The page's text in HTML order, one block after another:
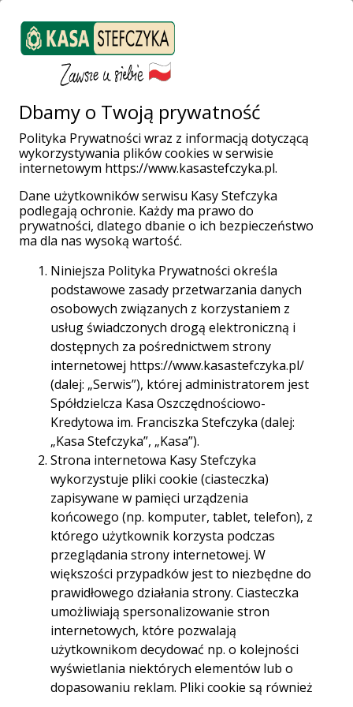
Weź pożyczkę
Załóż konto
Strona główna Placówki i Bankomaty
Garwolin
ul. Kościuszki 22A
Placówka Partnerska
Garwolin, ul. Kościuszki 22A
08-400 Garwolin, ul. Kościuszki 22A
Godziny otwarcia: pon. - pt. 08.00 - 16.00
Telefon: 256822799
507177786
E-mail: Garwolin.Kosciuszki@kasastefczyka.pl
Trasa Start
Dbamy o Twoją prywatność
Polityka Prywatności wraz z informacją dotyczącą
wykorzystywania plików cookies w serwisie
internetowym https://www.kasastefczyka.pl.
Dane użytkowników serwisu Kasy Stefczyka
podlegają ochronie. Każdy ma prawo do
prywatności, dlatego dbanie o ich bezpieczeństwo
ma dla nas wysoką wartość.
Niniejsza Polityka Prywatności określa
podstawowe zasady przetwarzania danych
osobowych związanych z korzystaniem z
usług świadczonych drogą elektroniczną i
dostępnych za pośrednictwem strony
internetowej https://www.kasastefczyka.pl/
(dalej: „Serwis”), której administratorem jest
Spółdzielcza Kasa Oszczędnościowo-
Kredytowa im. Franciszka Stefczyka (dalej:
„Kasa Stefczyka”, „Kasa”).
Strona internetowa Kasy Stefczyka
wykorzystuje pliki cookie (ciasteczka)
zapisywane w pamięci urządzenia
końcowego (np. komputer, tablet, telefon), z
którego użytkownik korzysta podczas
przeglądania strony internetowej. W
większości przypadków jest to niezbędne do
prawidłowego działania strony. Ciasteczka
umożliwiają spersonalizowanie stron
internetowych, które pozwalają
użytkownikom decydować np. o kolejności
wyświetlania niektórych elementów lub o
dopasowaniu reklam. Pliki cookie są również